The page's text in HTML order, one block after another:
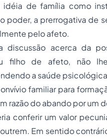
de família como
poder, a prerrogativa de
pelo afeto.
discussão acerca da
filho de afeto, não
a saúde
familiar para
razão do abando por um
conferir um valor
Em sentido